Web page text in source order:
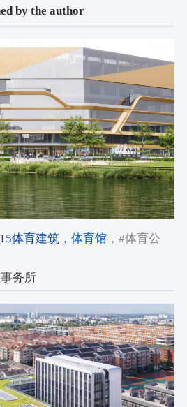
by the author
体育建筑，体育馆，#体育公
务所